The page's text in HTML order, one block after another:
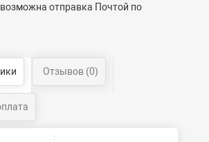
отправка Почтой по
Отзывов (0)